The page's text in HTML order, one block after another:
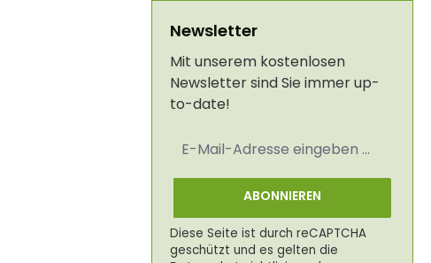
Newsletter
Mit unserem kostenlosen
Newsletter sind Sie immer up-
to-date!
Mail-
ABONNIEREN
Diese Seite ist durch reCAPTCHA
geschützt und es gelten die